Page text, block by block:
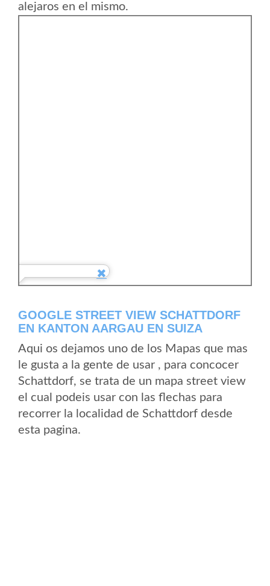
alejaros en el mismo.
GOOGLE STREET VIEW SCHATTDORF
EN KANTON AARGAU EN SUIZA
Aqui os dejamos uno de los Mapas que mas
le gusta a la gente de usar , para concocer
Schattdorf, se trata de un mapa street view
el cual podeis usar con las flechas para
recorrer la localidad de Schattdorf desde
esta pagina.